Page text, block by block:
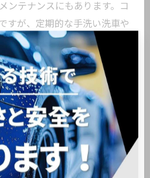
ンテナンスにもあります。コ
すが、定期的な手洗い洗車や
ことで、輝きを長く保つこと
久が原のような都市部では、
が蓄積しやすいため、こまめ
頻繁に利用してしまい、コー
ズが入るケースがあります。
柔らかいスポンジを使った手
。また、定期的な点検や再施